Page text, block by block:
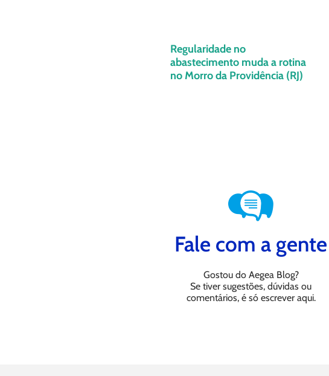
Regularidade no
abastecimento muda a rotina
no Morro da Providência (RJ)
Fale com a gente
Gostou do Aegea Blog?
Se tiver sugestões, dúvidas ou
comentários, é só escrever aqui.